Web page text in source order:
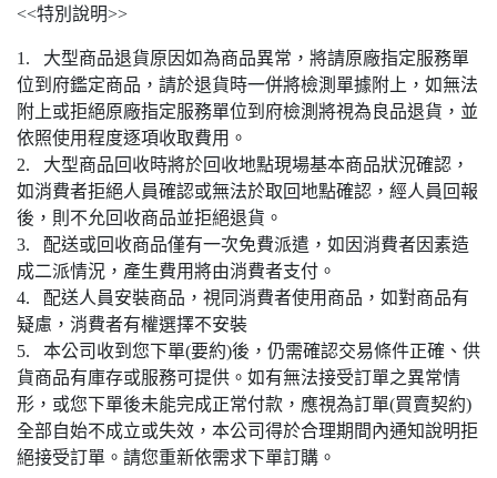
<<特別說明>>
1. 大型商品退貨原因如為商品異常，將請原廠指定服務單
位到府鑑定商品，請於退貨時一併將檢測單據附上，如無法
附上或拒絕原廠指定服務單位到府檢測將視為良品退貨，並
依照使用程度逐項收取費用。
2. 大型商品回收時將於回收地點現場基本商品狀況確認，
如消費者拒絕人員確認或無法於取回地點確認，經人員回報
後，則不允回收商品並拒絕退貨。
3. 配送或回收商品僅有一次免費派遣，如因消費者因素造
成二派情況，產生費用將由消費者支付。
4. 配送人員安裝商品，視同消費者使用商品，如對商品有
疑慮，消費者有權選擇不安裝
5. 本公司收到您下單(要約)後，仍需確認交易條件正確、供
貨商品有庫存或服務可提供。如有無法接受訂單之異常情
形，或您下單後未能完成正常付款，應視為訂單(買賣契約)
全部自始不成立或失效，本公司得於合理期間內通知說明拒
絕接受訂單。請您重新依需求下單訂購。